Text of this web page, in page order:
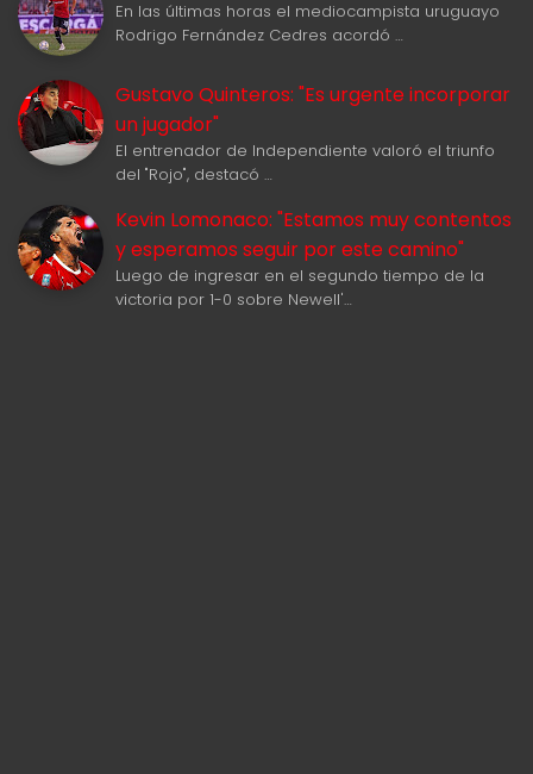
En las últimas horas el mediocampista uruguayo
Rodrigo Fernández Cedres acordó …
Gustavo Quinteros: "Es urgente incorporar
un jugador"
El entrenador de Independiente valoró el triunfo
del "Rojo", destacó …
Kevin Lomonaco: "Estamos muy contentos
y esperamos seguir por este camino"
Luego de ingresar en el segundo tiempo de la
victoria por 1-0 sobre Newell'…